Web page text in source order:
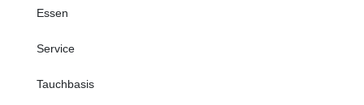
Essen
Service
Tauchbasis